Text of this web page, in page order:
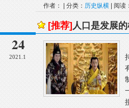
作者： | 分类： 历史纵横 | 阅读
24
2021.1
[推荐] 人口是发展